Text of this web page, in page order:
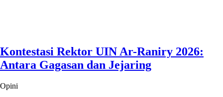
Kontestasi Rektor UIN Ar-Raniry 2026:
Antara Gagasan dan Jejaring
Opini